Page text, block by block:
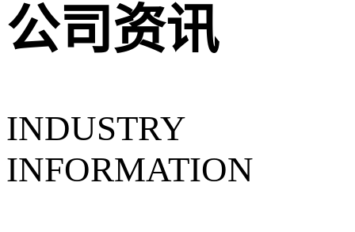
公司资讯
INDUSTRY
INFORMATION